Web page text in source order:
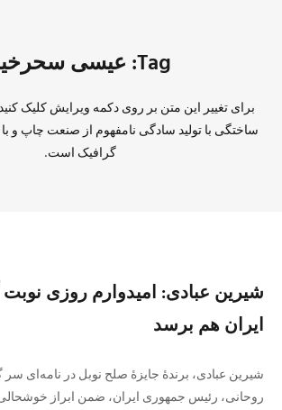
Tag: عیسی سحرخیز
برای تغییر این متن بر روی دکمه ویرایش کلیک
ساختگی با تولید سادگی نامفهوم از صنعت چاپ و
گرافیک است.
شیرین عبادی: امیدوارم روزی
ایران هم برسد
شیرین عبادی، برندهٔ جایزهٔ صلح نوبل در نامه‌ای
روحانی، رئیس جمهوری ایران، ضمن ابراز